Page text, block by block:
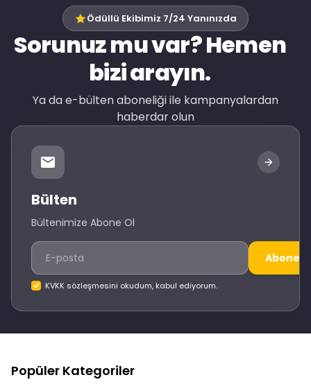
Ödüllü Ekibimiz 7/24 Yanınızda
Sorunuz mu var? Hemen
bizi arayın.
Ya da e-bülten aboneliği ile kampanyalardan
haberdar olun
Bülten
Bültenimize Abone Ol
Abone
KVKK sözleşmesini okudum, kabul ediyorum.
Popüler Kategoriler